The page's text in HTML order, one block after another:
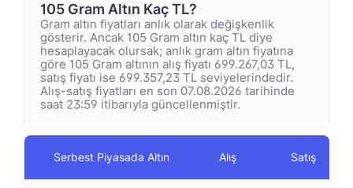
105 Gram Altın Kaç TL?
Gram altın fiyatları anlık olarak değişkenlik
gösterir. Ancak 105 Gram altın kaç TL diye
hesaplayacak olursak; anlık gram altın fiyatına
göre 105 Gram altının alış fiyatı 699.267,03 TL,
satış fiyatı ise 699.357,23 TL seviyelerindedir.
Alış-satış fiyatları en son 07.08.2026 tarihinde
saat 23:59 itibarıyla güncellenmiştir.
Serbest Piyasada Altın Alış Satış